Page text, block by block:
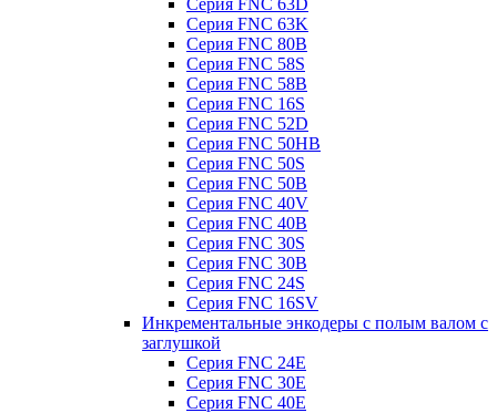
Серия FNC 63D
Серия FNC 63K
Серия FNC 80B
Серия FNC 58S
Серия FNC 58B
Серия FNC 16S
Серия FNC 52D
Серия FNC 50HB
Серия FNC 50S
Серия FNC 50B
Серия FNC 40V
Серия FNC 40B
Серия FNC 30S
Серия FNC 30B
Серия FNC 24S
Серия FNC 16SV
Инкрементальные энкодеры с полым валом с
заглушкой
Серия FNC 24E
Серия FNC 30E
Серия FNC 40E